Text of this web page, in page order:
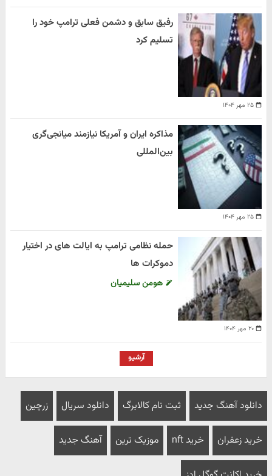
۲۵ مهر ۱۴۰۴
رفیق سابق و دشمن فعلی ترامپ خود را
تسلیم کرد
۲۵ مهر ۱۴۰۴
مذاکره ایران و آمریکا نیازمند میانجی‌گری
بین‌المللی
۲۰ مهر ۱۴۰۴
حمله نظامی ترامپ به ایالت های در اختیار
دموکرات ها
هومن سلیمیان
آرشیو
دانلود آهنگ جدید ثبت نام کالابرگ دانلود سریال زرچین
خرید زعفران خرید nft موزیک ترین آهنگ جدید